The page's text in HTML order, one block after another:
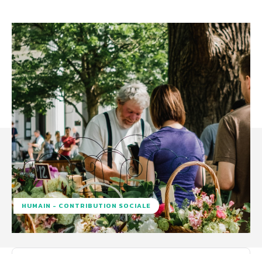
HUMAIN - CONTRIBUTION SOCIALE